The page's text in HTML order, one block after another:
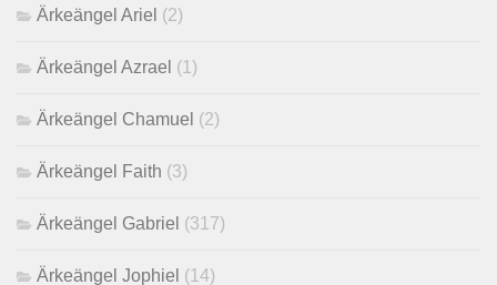
Ärkeängel Ariel (2)
Ärkeängel Azrael (1)
Ärkeängel Chamuel (2)
Ärkeängel Faith (3)
Ärkeängel Gabriel (317)
Ärkeängel Jophiel (14)